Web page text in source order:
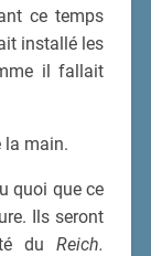
ce temps
installé les
il fallait
la main.
quoi que ce
Ils seront
duReich.